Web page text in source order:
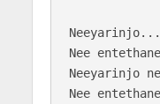
Nee
Neeyarinjo
Nee